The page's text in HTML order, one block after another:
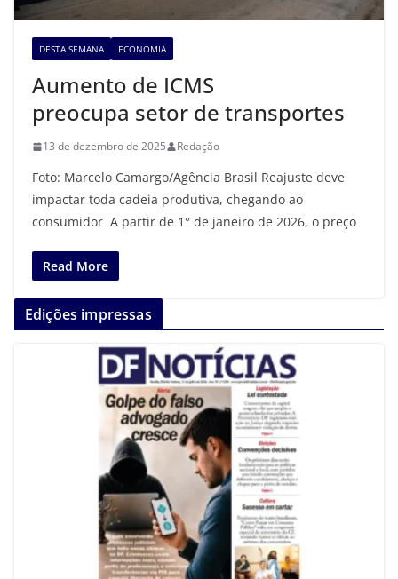
DESTA SEMANA ECONOMIA
Aumento de ICMS
preocupa setor de transportes
13 de dezembro de 2025 Redação
Foto: Marcelo Camargo/Agência Brasil Reajuste deve
impactar toda cadeia produtiva, chegando ao
consumidor A partir de 1° de janeiro de 2026, o preço
Read More
Edições impressas